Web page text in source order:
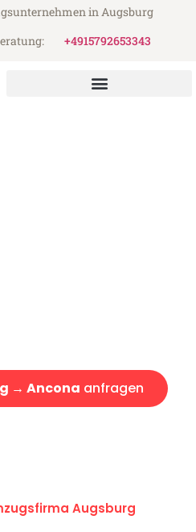
in Augsburg
+4915792653343
→ Ancona anfragen
Augsburg